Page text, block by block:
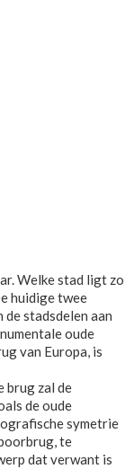
Welke stad ligt zo
huidige twee
stadsdelen aan
oude
van Europa, is
brug zal de
de oude
symetrie
te
dat verwant is